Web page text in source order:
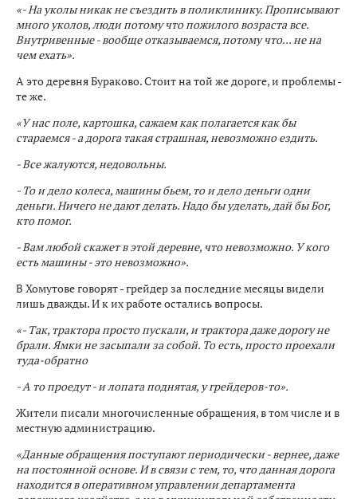
«- На уколы никак не съездить в поликлинику. Прописывают
много уколов, люди потому что пожилого возраста все.
Внутривенные - вообще отказываемся, потому что... не на
чем ехать».
А это деревня Бураково. Стоит на той же дороге, и проблемы -
те же.
«У нас поле, картошка, сажаем как полагается как бы
стараемся - а дорога такая страшная, невозможно ездить.
- Все жалуются, недовольны.
- То и дело колеса, машины бьем, то и дело деньги одни
деньги. Ничего не дают делать. Надо бы уделать, дай бы Бог,
кто помог.
- Вам любой скажет в этой деревне, что невозможно. У кого
есть машины - это невозможно».
В Хомутове говорят - грейдер за последние месяцы видели
лишь дважды. И к их работе остались вопросы.
«- Так, трактора просто пускали, и трактора даже дорогу не
брали. Ямки не засыпали за собой. То есть, просто проехали
туда-обратно
- А то проедут - и лопата поднятая, у грейдеров-то».
Жители писали многочисленные обращения, в том числе и в
местную администрацию.
«Данные обращения поступают периодически - вернее, даже
на постоянной основе. И в связи с тем, то, что данная дорога
находится в оперативном управлении департамента